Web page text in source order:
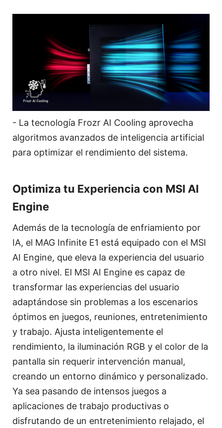
- La tecnología Frozr AI Cooling aprovecha
algoritmos avanzados de inteligencia artificial
para optimizar el rendimiento del sistema.
Optimiza tu Experiencia con MSI AI
Engine
Además de la tecnología de enfriamiento por
IA, el MAG Infinite E1 está equipado con el MSI
AI Engine, que eleva la experiencia del usuario
a otro nivel. El MSI AI Engine es capaz de
transformar las experiencias del usuario
adaptándose sin problemas a los escenarios
óptimos en juegos, reuniones, entretenimiento
y trabajo. Ajusta inteligentemente el
rendimiento, la iluminación RGB y el color de la
pantalla sin requerir intervención manual,
creando un entorno dinámico y personalizado.
Ya sea pasando de intensos juegos a
aplicaciones de trabajo productivas o
disfrutando de un entretenimiento relajado, el